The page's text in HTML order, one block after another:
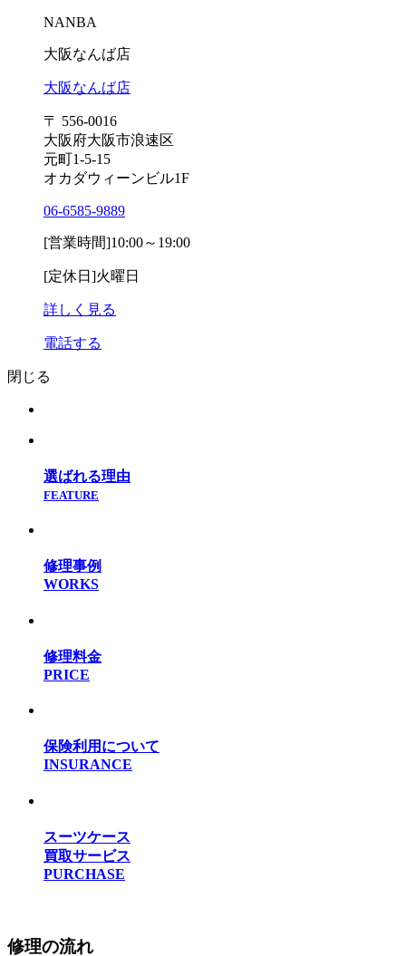
NANBA
大阪なんば店
大阪なんば店
〒 556-0016
大阪府大阪市浪速区
元町1-5-15
オカダウィーンビル1F
06-6585-9889
[営業時間]10:00～19:00
[定休日]火曜日
詳しく見る
電話する
閉じる
選ばれる理由
FEATURE
修理事例
WORKS
修理料金
PRICE
保険利用について
INSURANCE
スーツケース
買取サービス
PURCHASE
修理の流れ